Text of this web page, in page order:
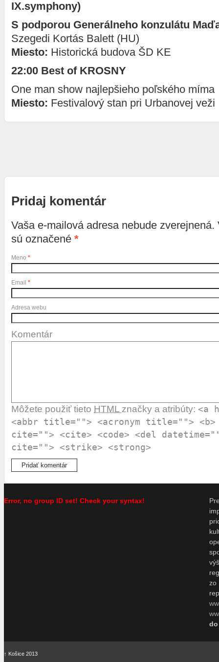
IX.symphony)
S podporou Generálneho konzulátu
Szegedi Kortás Balett (HU)
Miesto: Historická budova ŠD KE
22:00 Best of KROSNY
One man show najlepšieho poľského míma
Miesto: Festivalový stan pri Urbanovej veži
Pridaj komentár
Vaša e-mailová adresa nebude zverejnená.
sú označené *
Meno *
Email *
Adresa webu
Komentár
Môžete použiť tieto HTML značky a atribúty: <a
<abbr title=""> <acronym title=""> <b>
cite=""> <cite> <code> <del
cite=""> <strike> <strong>
Error, no group ID set! Check your syntax!
↑ Košice 2013